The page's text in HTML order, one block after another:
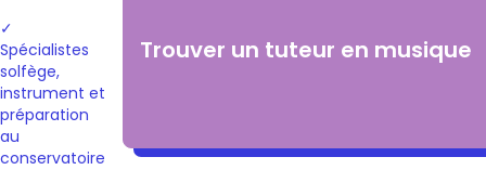
✓
Spécialistes
solfège,
instrument et
préparation
au
conservatoire
Trouver un tuteur en musique